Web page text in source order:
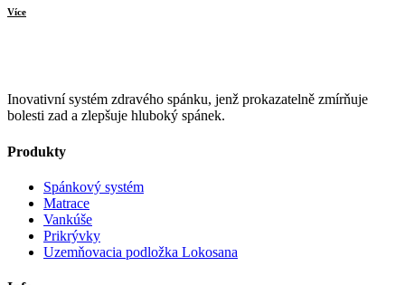
Více
Inovativní systém zdravého spánku, jenž prokazatelně zmírňuje
bolesti zad a zlepšuje hluboký spánek.
Produkty
Spánkový systém
Matrace
Vankúše
Prikrývky
Uzemňovacia podložka Lokosana